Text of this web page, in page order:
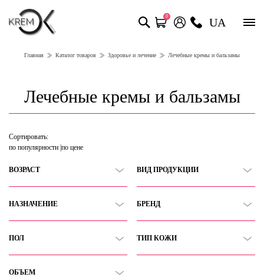
0 UA
Главная Каталог товаров Здоровье и лечение Лечебные кремы и бальзамы
Лечебные кремы и бальзамы
Сортировать:
по популярности по цене
ВОЗРАСТ ВИД ПРОДУКЦИИ
НАЗНАЧЕНИЕ БРЕНД
ПОЛ ТИП КОЖИ
ОБЪЕМ